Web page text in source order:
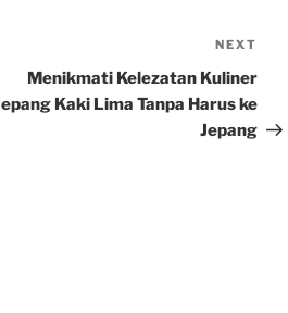
Post
NEXT
Menikmati Kelezatan Kuliner
Kaki Lima Tanpa Harus ke
Jepang